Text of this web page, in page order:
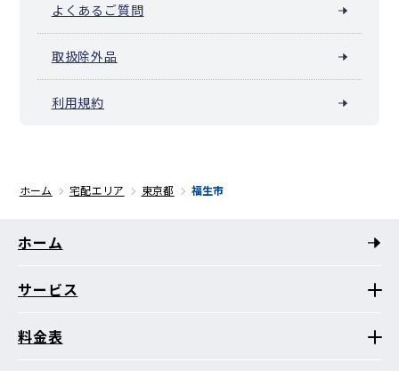
よくあるご質問
取扱除外品
利用規約
ホーム 宅配エリア 東京都 福生市
ホーム
サービス
料金表